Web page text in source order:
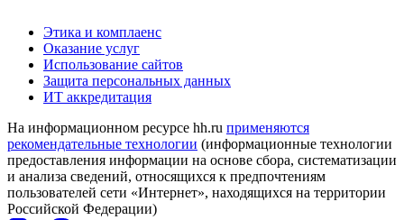
Этика и комплаенс
Оказание услуг
Использование сайтов
Защита персональных данных
ИТ аккредитация
На информационном ресурсе hh.ru применяются
рекомендательные технологии (информационные технологии
предоставления информации на основе сбора, систематизации
и анализа сведений, относящихся к предпочтениям
пользователей сети «Интернет», находящихся на территории
Российской Федерации)